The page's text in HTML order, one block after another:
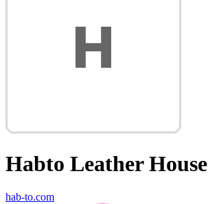
Habto Leather House
hab-to.com